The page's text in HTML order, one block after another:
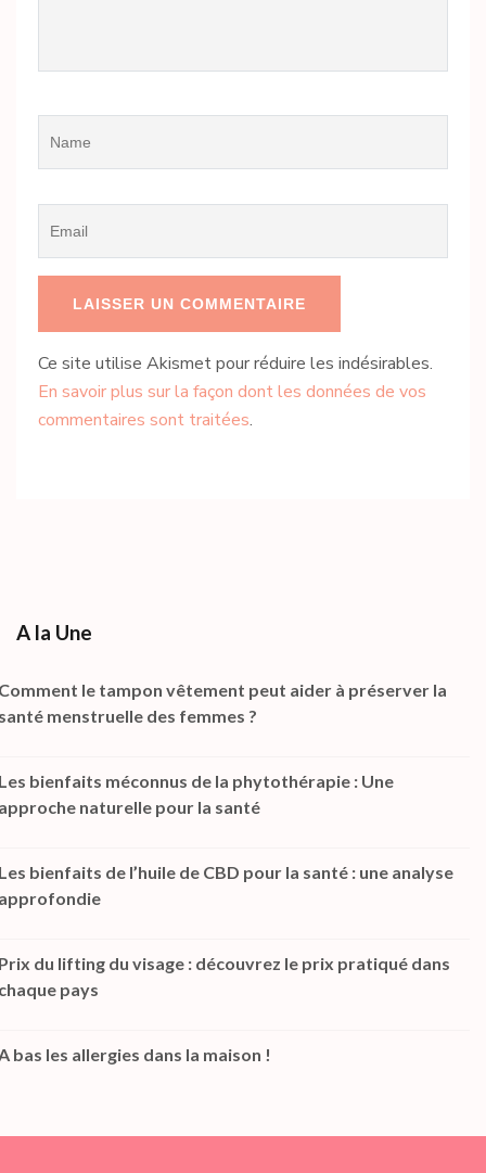
Ce site utilise Akismet pour réduire les indésirables.
En savoir plus sur la façon dont les données de vos
commentaires sont traitées.
A la Une
le tampon vêtement peut aider à préserver la
menstruelle des femmes ?
bienfaits méconnus de la phytothérapie : Une
naturelle pour la santé
bienfaits de l’huile de CBD pour la santé : une analyse
du lifting du visage : découvrez le prix pratiqué dans
pays
bas les allergies dans la maison !